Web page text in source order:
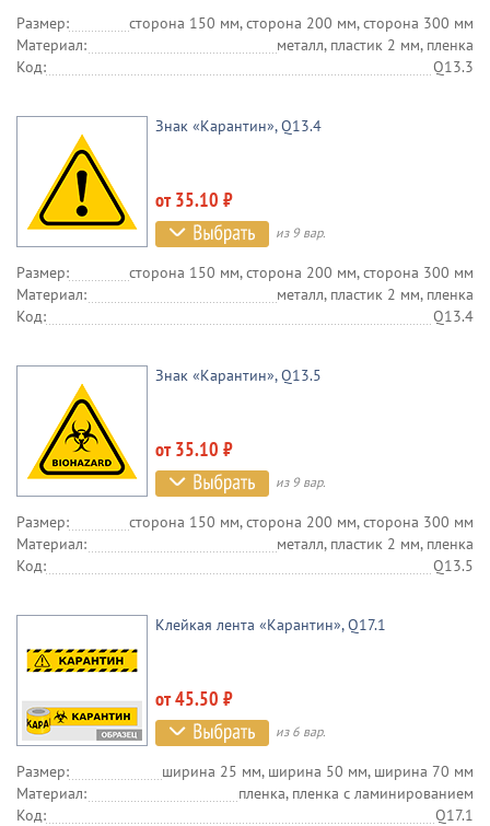
Размер:
сторона 150 мм, сторона 200 мм, сторона 300 мм
Материал:
металл, пластик 2 мм, пленка
Код:
Q13.3
Знак «Карантин», Q13.4
от 35.10 ₽
из 9 вар.
Размер:
сторона 150 мм, сторона 200 мм, сторона 300 мм
Материал:
металл, пластик 2 мм, пленка
Код:
Q13.4
Знак «Карантин», Q13.5
от 35.10 ₽
из 9 вар.
Размер:
сторона 150 мм, сторона 200 мм, сторона 300 мм
Материал:
металл, пластик 2 мм, пленка
Код:
Q13.5
Клейкая лента «Карантин», Q17.1
от 45.50 ₽
из 6 вар.
Размер:
ширина 25 мм, ширина 50 мм, ширина 70 мм
Материал:
пленка, пленка c ламинированием
Код:
Q17.1